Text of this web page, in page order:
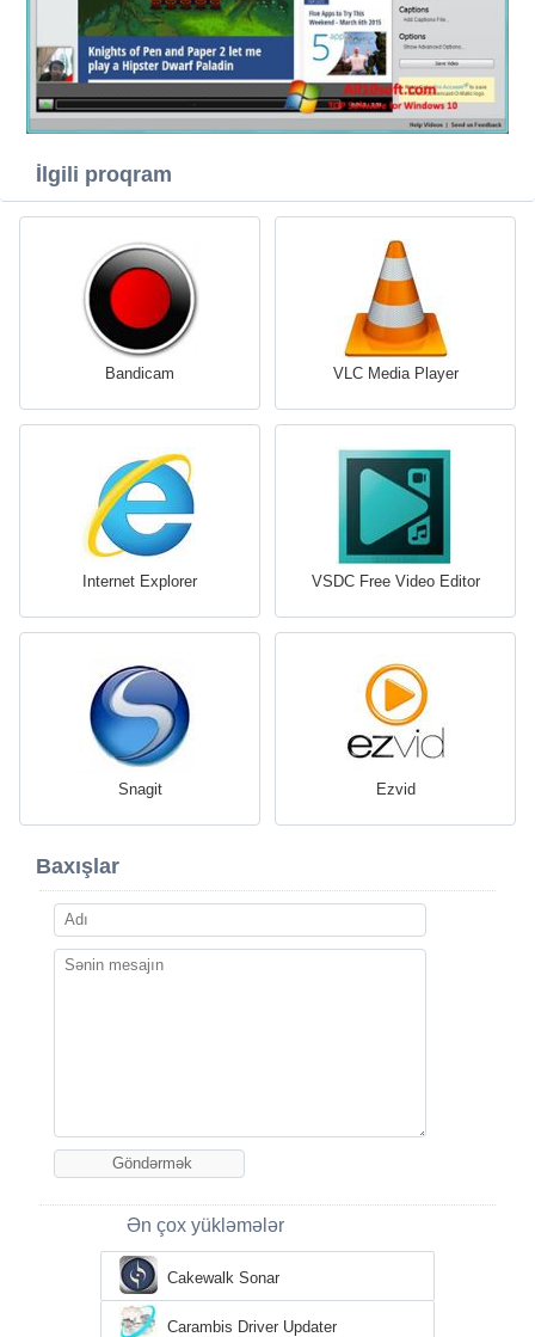
İlgili proqram
Bandicam VLC Media Player
Internet Explorer VSDC Free Video Editor
Snagit Ezvid
Baxışlar
Ən çox yükləmələr
Cakewalk Sonar
Carambis Driver Updater